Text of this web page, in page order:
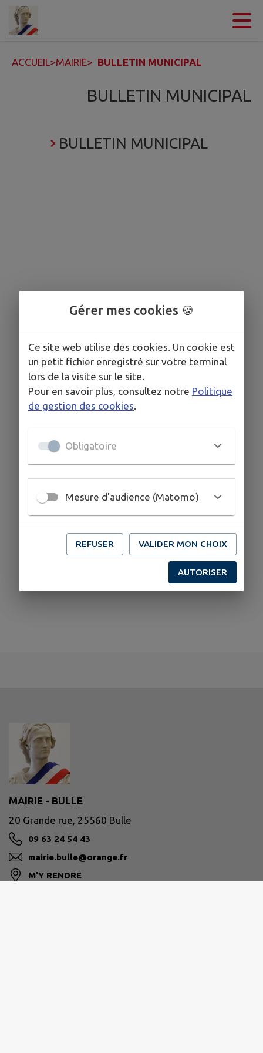
Contenu
ACCUEIL>MAIRIE> BULLETIN MUNICIPAL
BULLETIN MUNICIPAL
BULLETIN MUNICIPAL
MAIRIE - BULLE
20 Grande rue, 25560 Bulle
09 63 24 54 43
mairie.bulle@orange.fr
M'Y RENDRE
Gérer mes cookies 🍪
Ce site web utilise des cookies. Un cookie est
un petit fichier enregistré sur votre terminal
lors de la visite sur le site.
Pour en savoir plus, consultez notre Politique
de gestion des cookies
Obligatoire
Mesure d'audience (Matomo)
REFUSER VALIDER MON CHOIX
AUTORISER